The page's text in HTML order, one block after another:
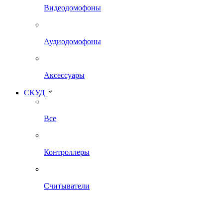
Видеодомофоны
Аудиодомофоны
Аксессуары
СКУД
Все
Контроллеры
Считыватели